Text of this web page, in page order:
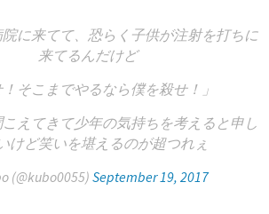
に来てて、恐らく子供が注射を打ちに
来てるんだけど
！そこまでやるなら僕を殺せ！」
こえてきて少年の気持ちを考えると申し
けど笑いを堪えるのが超つれぇ
(@kubo0055)September 19, 2017